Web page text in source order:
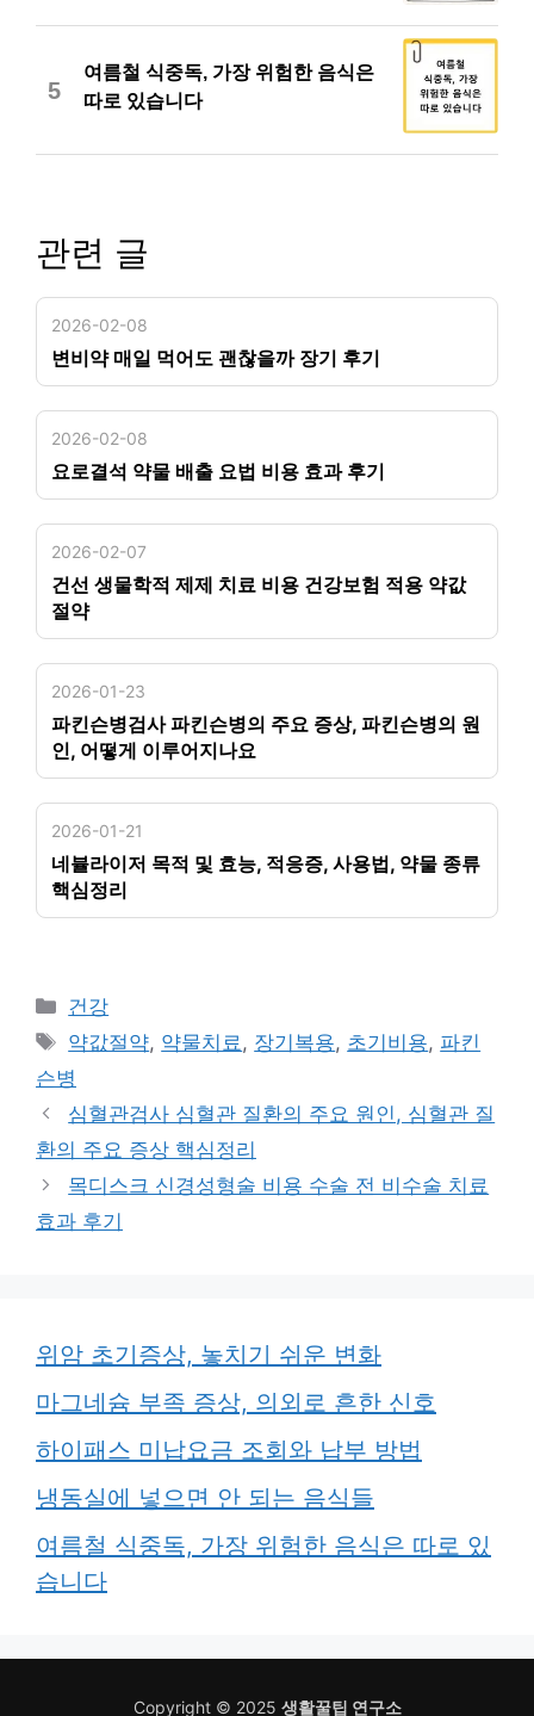
5
여름철 식중독, 가장 위험한 음식은
따로 있습니다
관련 글
2026-02-08
변비약 매일 먹어도 괜찮을까 장기 후기
2026-02-08
요로결석 약물 배출 요법 비용 효과 후기
2026-02-07
건선 생물학적 제제 치료 비용 건강보험 적용 약값
절약
2026-01-23
파킨슨병검사 파킨슨병의 주요 증상, 파킨슨병의 원
인, 어떻게 이루어지나요
2026-01-21
네뷸라이저 목적 및 효능, 적응증, 사용법, 약물 종류
핵심정리
카
테
리
건강
태
그
약값절약, 약물치료, 장기복용, 초기비용, 파킨
슨병
심혈관검사 심혈관 질환의 주요 원인, 심혈관 질
환의 주요 증상 핵심정리
목디스크 신경성형술 비용 수술 전 비수술 치료
효과 후기
위암 초기증상, 놓치기 쉬운 변화
마그네슘 부족 증상, 의외로 흔한 신호
하이패스 미납요금 조회와 납부 방법
냉동실에 넣으면 안 되는 음식들
여름철 식중독, 가장 위험한 음식은 따로 있
습니다
Copyright © 2025 생활꿀팁 연구소